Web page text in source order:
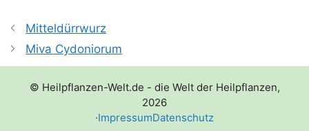
Mitteldürrwurz
Miva Cydoniorum
© Heilpflanzen-Welt.de - die Welt der Heilpflanzen,
2026
·ImpressumDatenschutz